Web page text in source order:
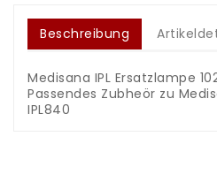
Beschreibung
Medisana IPL Ersatzlampe
Passendes Zubheör zu
IPL840